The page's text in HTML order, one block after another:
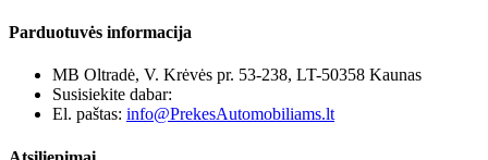
Parduotuvės informacija
MB Oltradė, V. Krėvės pr. 53-238, LT-50358 Kaunas
Susisiekite dabar:
El. paštas: info@PrekesAutomobiliams.lt